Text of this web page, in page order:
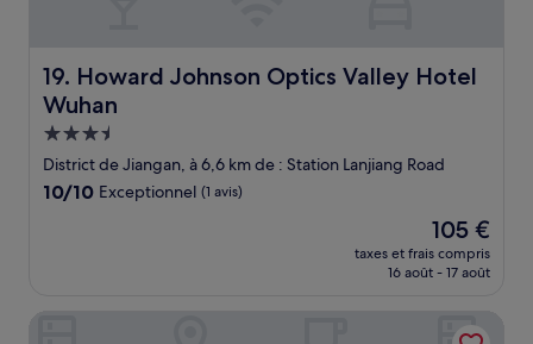
19. Howard Johnson Optics Valley Hotel
Wuhan
Howard Johnson Optics Valley Hotel Wuhan
Hébergement
3.5 étoiles
District de Jiangan, à 6,6 km de : Station Lanjiang Road
10.0
10/10 Exceptionnel (1 avis)
Le
nouveau
prix
de
105 €
105 €
taxes et frais compris
16 août - 17 août